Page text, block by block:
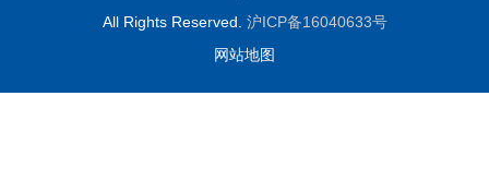
All Rights Reserved. 沪ICP备16040633号
网站地图